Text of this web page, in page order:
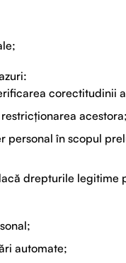
corectitudinii
acestora;
personal în scopul
drepturile legitime
automate;